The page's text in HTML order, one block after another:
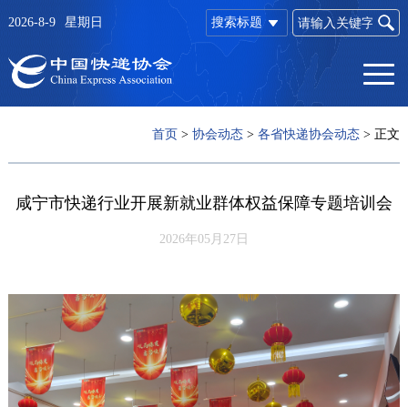
搜索标题
2026-8-9 星期日
首页 >协会动态 >各省快递协会动态 > 正文
咸宁市快递行业开展新就业群体权益保障专题培训会
2026年05月27日